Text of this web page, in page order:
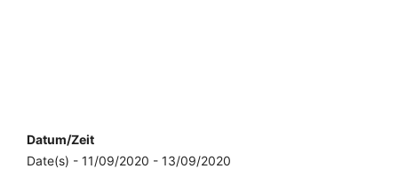
Datum/Zeit
Date(s) - 11/09/2020 - 13/09/2020